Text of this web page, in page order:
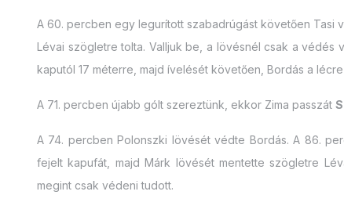
A 60. percben egy legurított szabadrúgást követően
Lévai szögletre tolta. Valljuk be, a lövésnél csak a
kaputól 17 méterre, majd ívelését követően, Bordás a
A 71. percben újabb gólt szereztünk, ekkor Zima passzát
A 74. percben Polonszki lövését védte Bordás. A 86.
fejelt kapufát, majd Márk lövését mentette szögletre
megint csak védeni tudott.